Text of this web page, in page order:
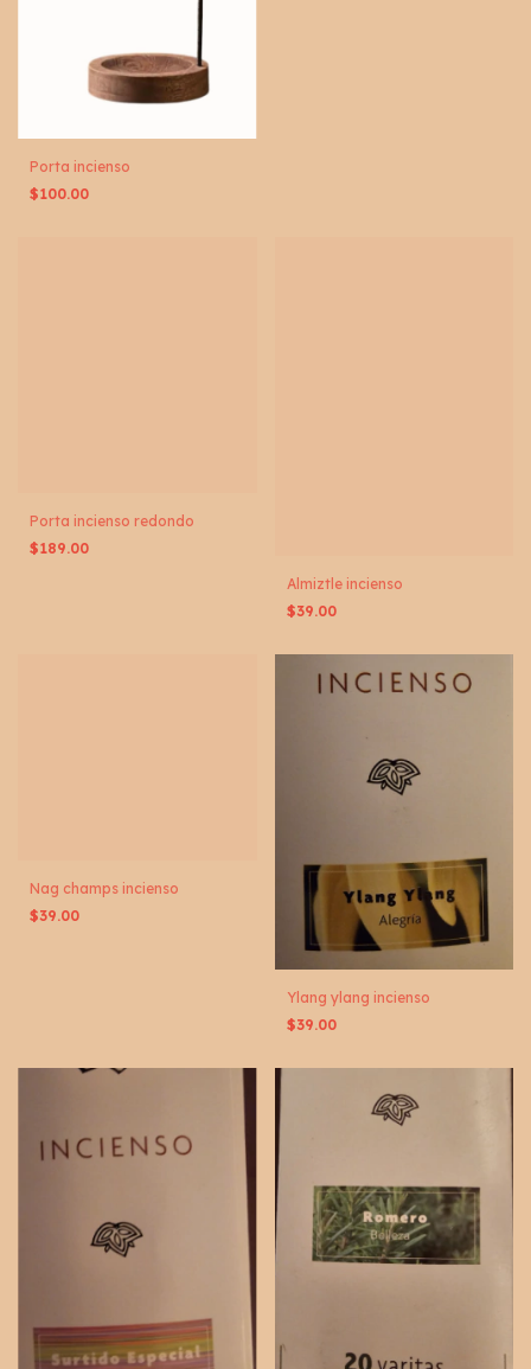
Porta incienso
$100.00
Porta incienso redondo
$189.00
Almiztle incienso
$39.00
Nag champs incienso
$39.00
Ylang ylang incienso
$39.00